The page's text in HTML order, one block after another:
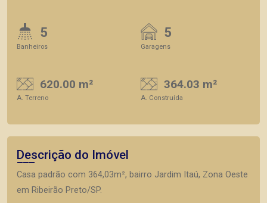
5
Banheiros
5
Garagens
620.00 m²
A. Terreno
364.03 m²
A. Construída
Descrição do Imóvel
Casa padrão com 364,03m², bairro Jardim Itaú, Zona Oeste
em Ribeirão Preto/SP.